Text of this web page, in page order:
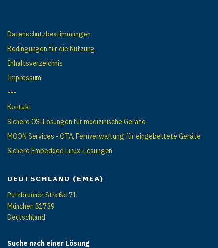
Datenschutzbestimmungen
Bedingungen für die Nutzung
Inhaltsverzeichnis
Impressum
---
Kontakt
Sichere OS-Lösungen für medizinische Geräte
MOON Services - OTA, Fernverwaltung für eingebettete Geräte
Sichere Embedded Linux-Lösungen
DEUTSCHLAND (EMEA)
Putzbrunner Straße 71
München 81739
Deutschland
Suche nach einer Lösung